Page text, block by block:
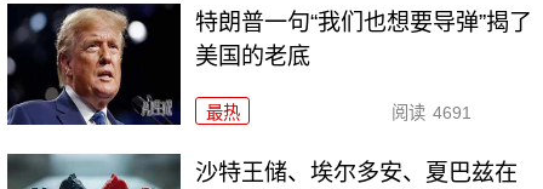
特朗普一句“我们也想要导弹”揭了
美国的老底
最热 阅读 4691
沙特王储、埃尔多安、夏巴兹在